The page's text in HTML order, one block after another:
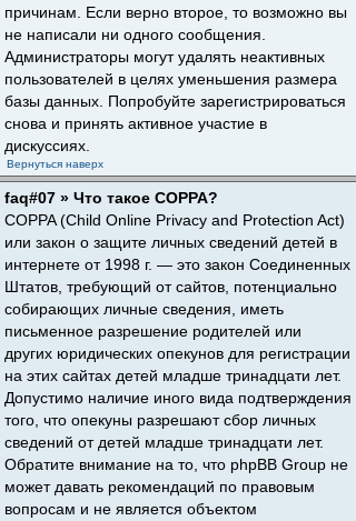
причинам. Если верно второе, то возможно вы
не написали ни одного сообщения.
Администраторы могут удалять неактивных
пользователей в целях уменьшения размера
базы данных. Попробуйте зарегистрироваться
снова и принять активное участие в
дискуссиях.
Вернуться наверх
faq#07 » Что такое COPPA?
COPPA (Child Online Privacy and Protection Act)
или закон о защите личных сведений детей в
интернете от 1998 г. — это закон Соединенных
Штатов, требующий от сайтов, потенциально
собирающих личные сведения, иметь
письменное разрешение родителей или
других юридических опекунов для регистрации
на этих сайтах детей младше тринадцати лет.
Допустимо наличие иного вида подтверждения
того, что опекуны разрешают сбор личных
сведений от детей младше тринадцати лет.
Обратите внимание на то, что phpBB Group не
может давать рекомендаций по правовым
вопросам и не является объектом